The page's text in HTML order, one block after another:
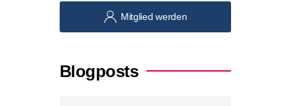
Mitglied werden
Blogposts